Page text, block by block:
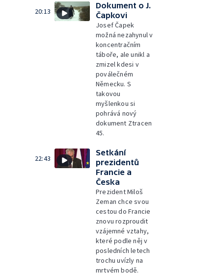
20:13
Dokument o J.
Čapkovi
Josef Čapek
možná nezahynul v
koncentračním
táboře, ale unikl a
zmizel kdesi v
poválečném
Německu. S
takovou
myšlenkou si
pohrává nový
dokument Ztracen
45.
22:43
Setkání
prezidentů
Francie a
Česka
Prezident Miloš
Zeman chce svou
cestou do Francie
znovu rozproudit
vzájemné vztahy,
které podle něj v
posledních letech
trochu uvízly na
mrtvém bodě.